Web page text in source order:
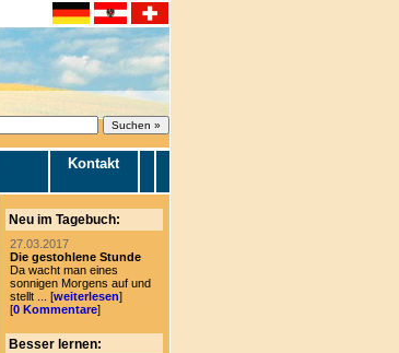
Kontakt
Neu im Tagebuch:
27.03.2017
Die gestohlene Stunde
Da wacht man eines
sonnigen Morgens auf und
stellt ... [weiterlesen]
[0 Kommentare]
Besser lernen: